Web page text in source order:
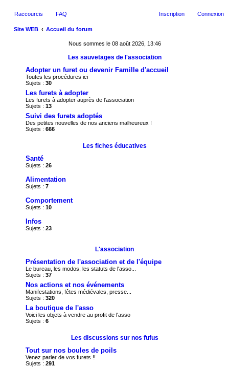
Raccourcis FAQ Connexion
Inscription
Site WEB
Accueil du forum
Nous sommes le 08 août 2026, 13:46
Les sauvetages de l'association
Adopter un furet ou devenir Famille d'accueil
Toutes les procédures ici
Sujets : 30
Les furets à adopter
Les furets à adopter auprès de l'association
Sujets : 13
Suivi des furets adoptés
Des petites nouvelles de nos anciens malheureux !
Sujets : 666
Les fiches éducatives
Santé
Sujets : 26
Alimentation
Sujets : 7
Comportement
Sujets : 10
Infos
Sujets : 23
L'association
Présentation de l'association et de l'équipe
Le bureau, les modos, les statuts de l'asso...
Sujets : 37
Nos actions et nos événements
Manifestations, fêtes médiévales, presse...
Sujets : 320
La boutique de l'asso
Voici les objets à vendre au profit de l'asso
Sujets : 6
Les discussions sur nos fufus
Tout sur nos boules de poils
Venez parler de vos furets !!
Sujets : 291